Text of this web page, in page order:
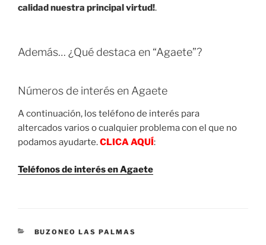
calidad nuestra principal virtud!.
Además… ¿Qué destaca en “Agaete”?
Números de interés en Agaete
A continuación, los teléfono de interés para
altercados varios o cualquier problema con el que no
podamos ayudarte.CLICA AQUÍ:
Teléfonos de interés en Agaete
CATEGORIES
BUZONEO LAS PALMAS